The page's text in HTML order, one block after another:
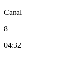
Canal
8
04:32